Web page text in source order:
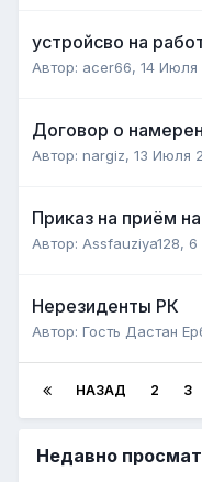
устройсво на
Автор: acer66, 14 Июля
Договор о
Автор: nargiz, 13 Июля
Приказ на приём
Автор: Assfauziya128, 6
Нерезиденты РК
Автор: Гость Дастан
НАЗАД 2 3
Недавно